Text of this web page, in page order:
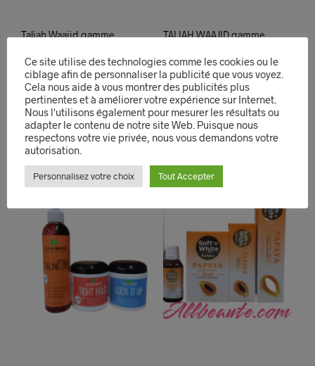
Taliah Waajid gamme
27,00€
AJOUTER AU PANIER
QUICK VIEW
TALIAH WAAJID gamme
35,90€
AJOUTER AU PANIER
QUICK VIEW
Ce site utilise des technologies comme les cookies ou le
ciblage afin de personnaliser la publicité que vous voyez.
Cela nous aide à vous montrer des publicités plus
pertinentes et à améliorer votre expérience sur Internet.
Nous l'utilisons également pour mesurer les résultats ou
adapter le contenu de notre site Web. Puisque nous
respectons votre vie privée, nous vous demandons votre
autorisation.
Personnalisez votre choix Tout Accepter